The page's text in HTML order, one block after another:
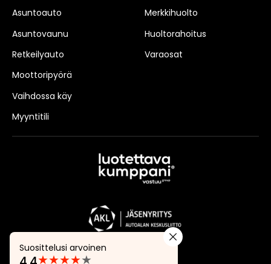
Suosittelusi arvoinen
★★★★★
Asuntoauto
Asuntovaunu
Retkeilyauto
Moottoripyörä
Vaihdossa käy
Myyntitili
Merkkihuolto
Huoltorahoitus
Varaosat